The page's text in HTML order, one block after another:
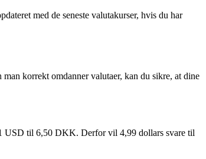
med de seneste valutakurser, hvis du har
korrekt omdanner valutaer, kan du sikre, at dine
USD til 6,50 DKK. Derfor vil 4,99 dollars svare til